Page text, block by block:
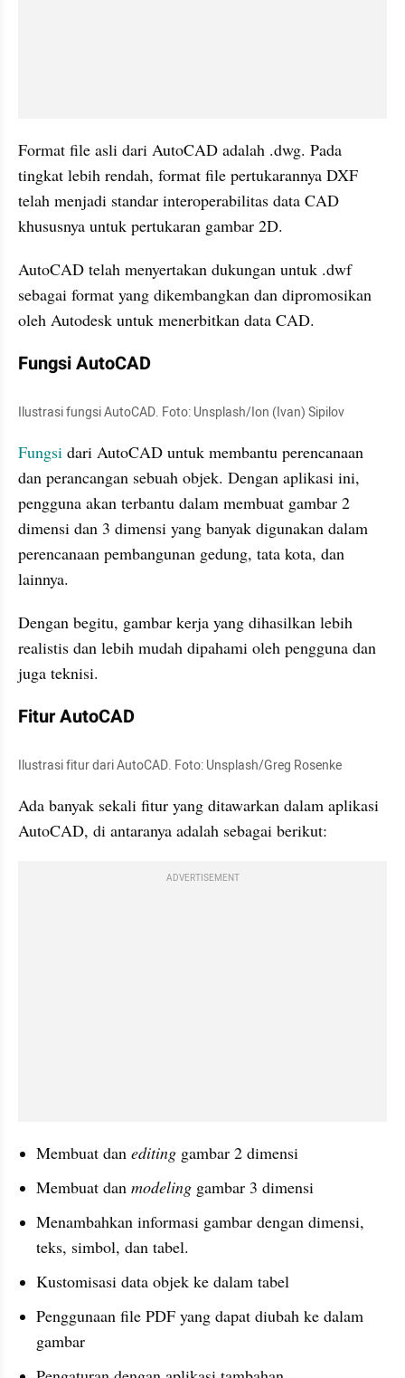
Format file asli dari AutoCAD adalah .dwg. Pada
tingkat lebih rendah, format file pertukarannya DXF
telah menjadi standar interoperabilitas data CAD
khususnya untuk pertukaran gambar 2D.
AutoCAD telah menyertakan dukungan untuk .dwf
sebagai format yang dikembangkan dan dipromosikan
oleh Autodesk untuk menerbitkan data CAD.
Fungsi AutoCAD
Ilustrasi fungsi AutoCAD. Foto: Unsplash/Ion (Ivan) Sipilov
Fungsi dari AutoCAD untuk membantu perencanaan
dan perancangan sebuah objek. Dengan aplikasi ini,
pengguna akan terbantu dalam membuat gambar 2
dimensi dan 3 dimensi yang banyak digunakan dalam
perencanaan pembangunan gedung, tata kota, dan
lainnya.
Dengan begitu, gambar kerja yang dihasilkan lebih
realistis dan lebih mudah dipahami oleh pengguna dan
juga teknisi.
Fitur AutoCAD
Ilustrasi fitur dari AutoCAD. Foto: Unsplash/Greg Rosenke
Ada banyak sekali fitur yang ditawarkan dalam aplikasi
AutoCAD, di antaranya adalah sebagai berikut:
ADVERTISEMENT
Membuat dan editing gambar 2 dimensi
Membuat dan modeling gambar 3 dimensi
Menambahkan informasi gambar dengan dimensi,
teks, simbol, dan tabel.
Kustomisasi data objek ke dalam tabel
Penggunaan file PDF yang dapat diubah ke dalam
gambar